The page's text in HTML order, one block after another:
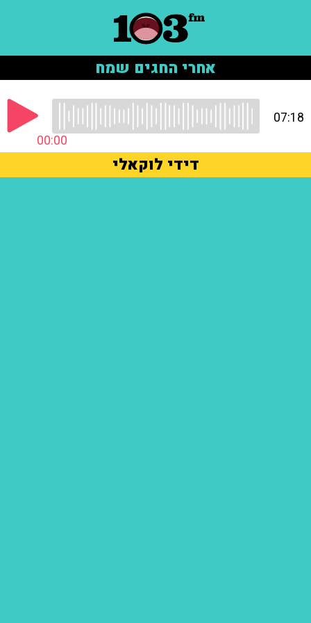
אחרי החגים שמח
00:00
07:18
דידי לוקאלי